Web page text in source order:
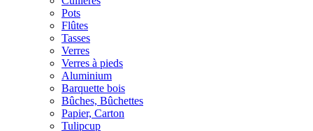
Pots
Flûtes
Tasses
Verres
Verres à pieds
Aluminium
Barquette bois
Bûches, Bûchettes
Papier, Carton
Tulipcup